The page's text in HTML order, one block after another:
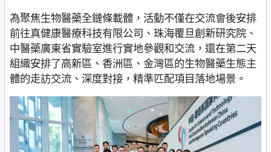
為聚焦生物醫藥全鏈條載體，活動不僅在交流會後安排
前往真健康醫療科技有限公司、珠海覆旦創新研究院、
中醫藥廣東省實驗室進行實地參觀和交流，還在第二天
組織安排了高新區、香洲區、金灣區的生物醫藥生態主
體的走訪交流、深度對接，精準匹配項目落地場景。